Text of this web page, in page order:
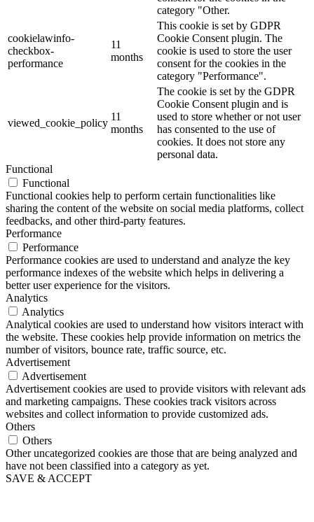
category "Other.
cookielawinfo-
checkbox-
performance
11
months
This cookie is set by GDPR
Cookie Consent plugin. The
cookie is used to store the user
consent for the cookies in the
category "Performance".
viewed_cookie_policy
11
months
The cookie is set by the GDPR
Cookie Consent plugin and is
used to store whether or not user
has consented to the use of
cookies. It does not store any
personal data.
Functional
Functional
Functional cookies help to perform certain functionalities like
sharing the content of the website on social media platforms, collect
feedbacks, and other third-party features.
Performance
Performance
Performance cookies are used to understand and analyze the key
performance indexes of the website which helps in delivering a
better user experience for the visitors.
Analytics
Analytics
Analytical cookies are used to understand how visitors interact with
the website. These cookies help provide information on metrics the
number of visitors, bounce rate, traffic source, etc.
Advertisement
Advertisement
Advertisement cookies are used to provide visitors with relevant ads
and marketing campaigns. These cookies track visitors across
websites and collect information to provide customized ads.
Others
Others
Other uncategorized cookies are those that are being analyzed and
have not been classified into a category as yet.
SAVE & ACCEPT